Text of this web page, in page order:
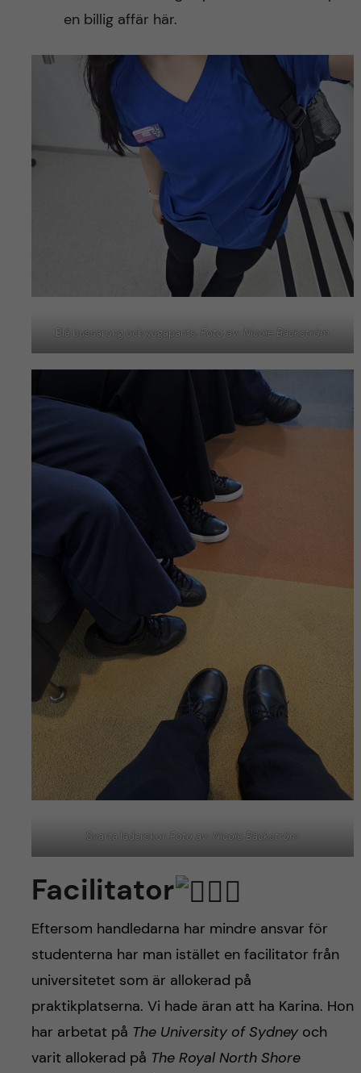
en billig affär här.
Blå bussarong och yogapants. Foto av: Nicole Bäckström
Svarta läderskor. Foto av: Nicole Bäckström
Facilitator
Eftersom handledarna har mindre ansvar för
studenterna har man istället en facilitator från
universitetet som är allokerad på
praktikplatserna. Vi hade äran att ha Karina. Hon
har arbetat på The University of Sydneyoch
varit allokerad på The Royal North Shore